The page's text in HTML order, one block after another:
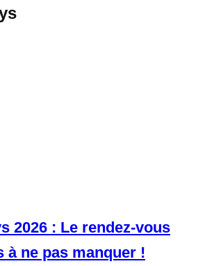
2026 : Le rendez-vous
à ne pas manquer !